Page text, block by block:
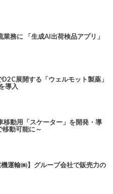
務に 「生成AI出荷検品アプリ」
展開する「ウェルモット製薬」
導入
移動用「スケーター」を開発・導
動可能に～
運輸㈱】グループ会社で販売力の